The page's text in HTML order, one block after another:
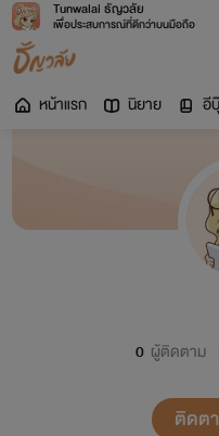
Tunwalai ธัญวลัย
เพื่อประสบการณ์ที่ดีกว่าบนมือถือ
หน้าแรก นิยาย อี
0 ผู้ติดตาม
ติดต